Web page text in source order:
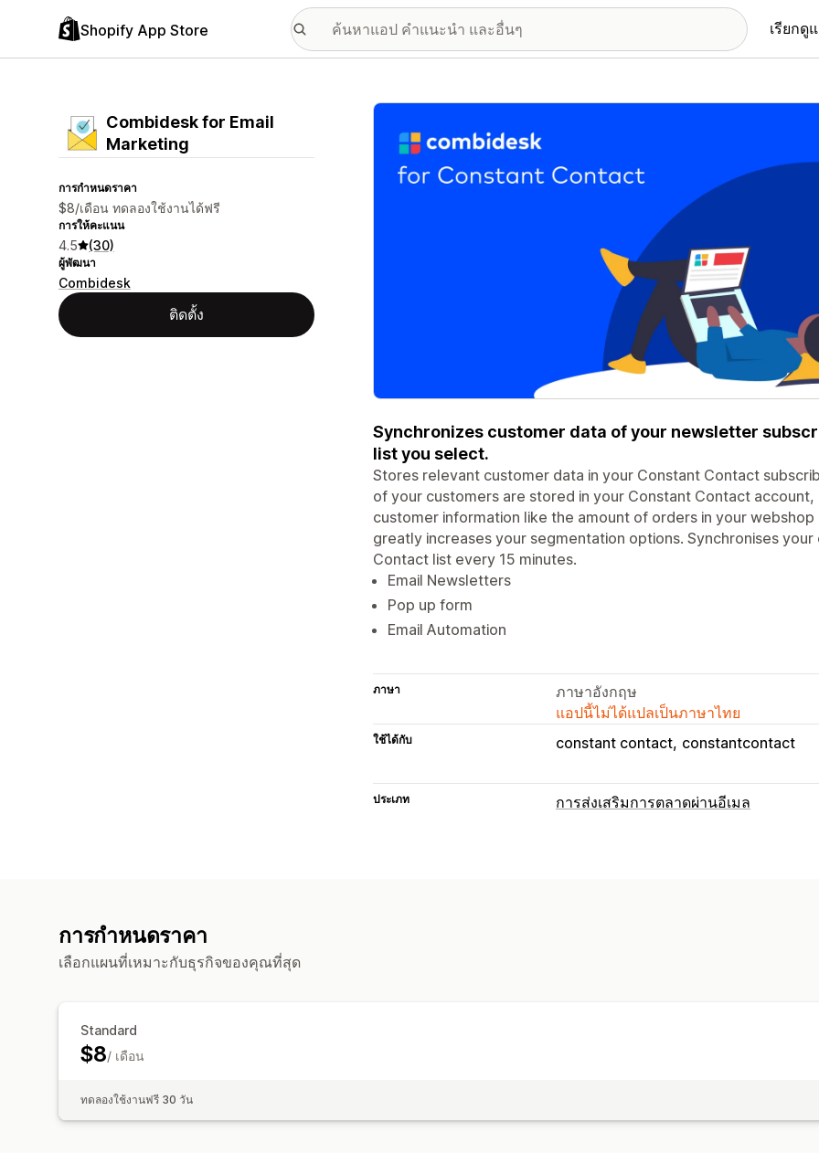
Shopify App Store เรียกดู
Combidesk for Email
Marketing
การกำหนดราคา
$8/เดือน ทดลองใช้งานได้ฟรี
การให้คะแนน
4.5 (30)
ผู้พัฒนา
Combidesk
ติดตั้ง
แกลเลอรีรูปภาพที่แสดง
Synchronizes customer data of your newsletter
list you select.
Stores relevant customer data in your Constant Contact
of your customers are stored in your Constant Contact
customer information like the amount of orders in your
greatly increases your segmentation options. Synchronises
Contact list every 15 minutes.
Email Newsletters
Pop up form
Email Automation
ภาษา
ภาษาอังกฤษ
แอปนี้ไม่ได้แปลเป็นภาษาไทย
ใช้ได้กับ constant contact constantcontact
ประเภท การส่งเสริมการตลาดผ่านอีเมล
การกำหนดราคา
เลือกแผนที่เหมาะกับธุรกิจของคุณที่สุด
Standard
$8/ เดือน
ทดลองใช้งานฟรี 30 วัน